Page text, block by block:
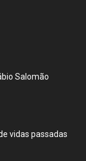
Salomão
vidas passadas